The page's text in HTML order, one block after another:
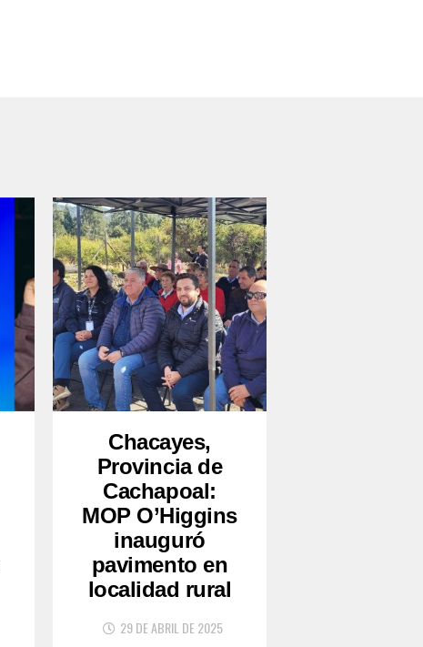
Chacayes,
Provincia de
Cachapoal:
MOP O’Higgins
inauguró
pavimento en
localidad rural
29 DE ABRIL DE 2025